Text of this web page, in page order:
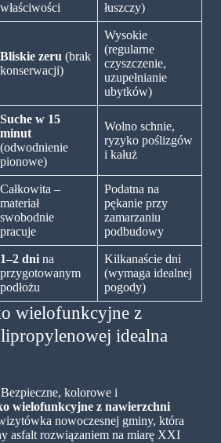
właściwości
łuszczy)
Bliskie zeru (brak
konserwacji)
Wysokie
(regularne
czyszczenie,
uzupełnianie
ubytków)
Suche w 15
minut
(odwodnienie
pionowe)
Wolno schnie,
ryzyko poślizgów
i kałuż
Całkowita –
materiał
swobodnie
pracuje
Podatna na
pękanie przy
zamarzaniu
podbudowy
1–2 dni na
przygotowanym
podłożu
Kilkanaście dni
(wymaga idealnej
pogody)
wielofunkcyjne z
idealna
Bezpieczne, kolorowe i
wielofunkcyjne z nawierzchni
nowoczesnej gminy, która
asfalt rozwiązaniem na miarę XXI